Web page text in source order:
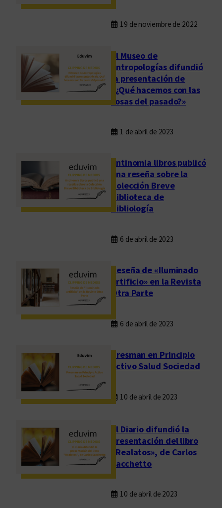
19 de noviembre de 2022
El Museo de
Antropologías difundió
la presentación de
«¿Qué hacemos con las
cosas del pasado?»
1 de abril de 2023
Antinomia libros publicó
una reseña sobre la
Colección Breve
Biblioteca de
Bibliología
6 de abril de 2023
Reseña de «Iluminado
artificio» en la Revista
Otra Parte
6 de abril de 2023
Presman en Principio
Activo Salud Sociedad
10 de abril de 2023
El Diario difundió la
presentación del libro
«Realatos», de Carlos
Sacchetto
10 de abril de 2023